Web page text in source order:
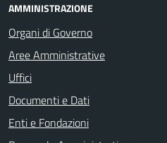
AMMINISTRAZIONE
Organi di Governo
Aree Amministrative
Uffici
Documenti e Dati
Enti e Fondazioni